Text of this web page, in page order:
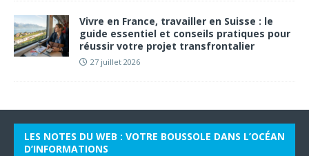
Vivre en France, travailler en Suisse : le
guide essentiel et conseils pratiques pour
réussir votre projet transfrontalier
27 juillet 2026
LES NOTES DU WEB : VOTRE BOUSSOLE DANS L’OCÉAN
D’INFORMATIONS